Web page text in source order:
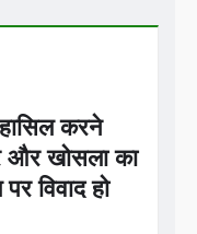
करने
और खोसला का
विवाद हो